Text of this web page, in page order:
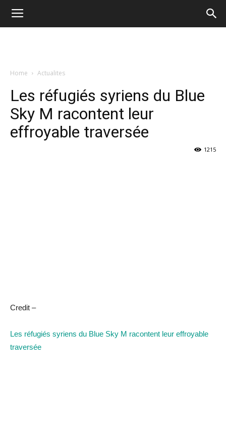
Home Actualites
Les réfugiés syriens du Blue
Sky M racontent leur
effroyable traversée
1215
Credit –
Les réfugiés syriens du Blue Sky M racontent leur effroyable
traversée